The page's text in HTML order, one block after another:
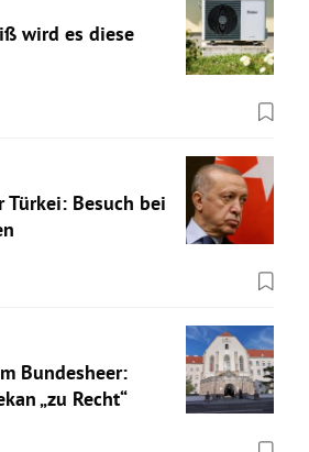
wird es diese
Türkei: Besuch bei
Bundesheer:
„zu Recht“